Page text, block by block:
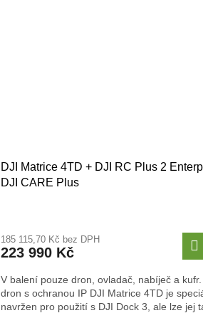
DJI Matrice 4TD + DJI RC Plus 2
DJI CARE Plus
185 115,70 Kč bez DPH
223 990 Kč
V balení pouze dron, ovladač, nabíječ a
dron s ochranou IP DJI Matrice 4TD je
navržen pro použití s DJI Dock 3, ale lze jej